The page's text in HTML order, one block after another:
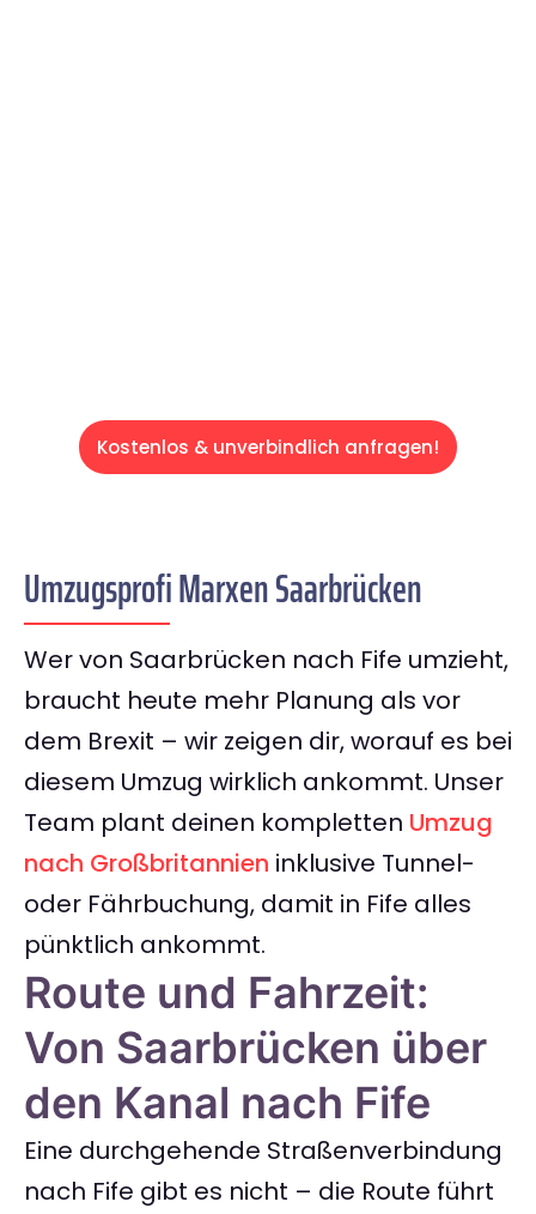
Kostenlos & unverbindlich anfragen!
Umzugsprofi Marxen Saarbrücken
Wer von Saarbrücken nach Fife umzieht,
braucht heute mehr Planung als vor
dem Brexit – wir zeigen dir, worauf es bei
diesem Umzug wirklich ankommt. Unser
Team plant deinen kompletten Umzug
nach Großbritannien inklusive Tunnel-
oder Fährbuchung, damit in Fife alles
pünktlich ankommt.
Route und Fahrzeit:
Von Saarbrücken über
den Kanal nach Fife
Eine durchgehende Straßenverbindung
nach Fife gibt es nicht – die Route führt